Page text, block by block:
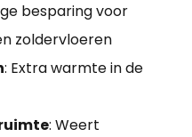
besparing voor
zoldervloeren
: Extra warmte in de
: Weert